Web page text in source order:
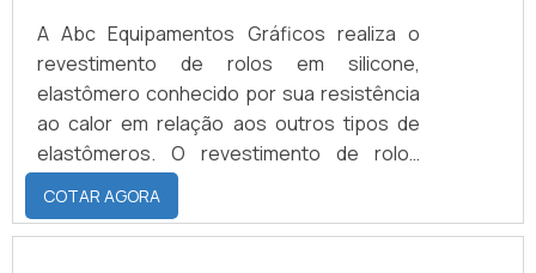
A Abc Equipamentos Gráficos realiza o
revestimento de rolos em silicone,
elastômero conhecido por sua resistência
ao calor em relação aos outros tipos de
elastômeros. O revestimento de rolos
pode ser produzido com dureza entre 40 a
95 shores, e opera em temperaturas
mínimas de -60°C e máximas de
COTAR AGORA